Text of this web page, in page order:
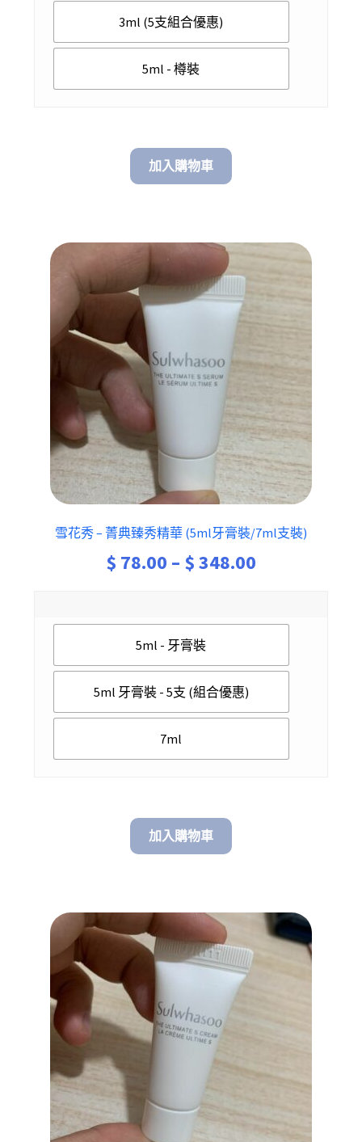
3ml (5支組合優惠)
5ml - 樽裝
加入購物車
雪花秀 – 菁典臻秀精華 (5ml牙膏裝/7ml支裝)
$ 78.00 – $348.00
$ 78.00
5ml - 牙膏裝
5ml 牙膏裝 - 5支 (組合優惠)
7ml
加入購物車